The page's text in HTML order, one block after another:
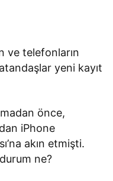
ve telefonların
yeni kayıt
önce,
iPhone
akın etmişti.
ne?